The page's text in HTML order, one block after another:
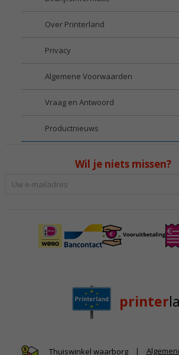
Over Printerland
Privacy
Algemene Voorwaarden
Vraag en Antwoord
Productnieuws
Wil je niets missen?
printer
Thuiswinkel waarborg |